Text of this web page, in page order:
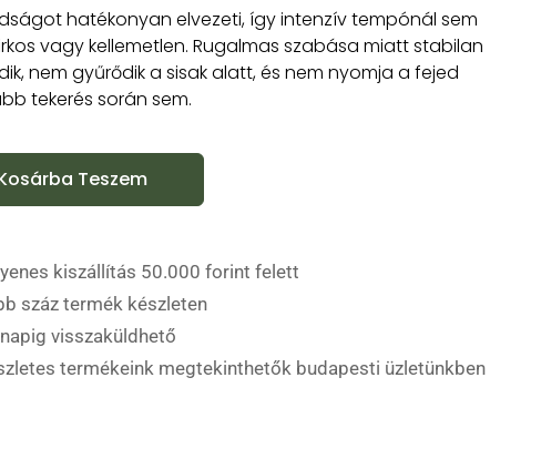
hatékonyan elvezeti, így intenzív tempónál sem
vagy kellemetlen. Rugalmas szabása miatt stabilan
nem gyűrődik a sisak alatt, és nem nyomja a fejed
tekerés során sem.
Teszem
kiszállítás 50.000 forint felett
száz termék készleten
visszaküldhető
termékeink megtekinthetők budapesti üzletünkben